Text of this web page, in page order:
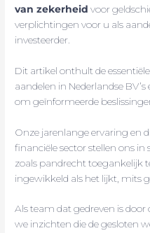
van zekerheid voor
verplichtingen voor u als
investeerder.
Dit artikel onthult de
aandelen in Nederlandse
om geïnformeerde
Onze jarenlange ervaring en
financiële sector stellen ons
zoals pandrecht toegankelijk
ingewikkeld als het lijkt, mits
Als team dat gedreven is door
we inzichten die de gesloten